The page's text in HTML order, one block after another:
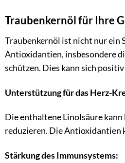
Traubenkernöl für Ihre
Traubenkernöl ist nicht nur ein
Antioxidantien, insbesondere
schützen. Dies kann sich
Unterstützung für das Herz-
Die enthaltene Linolsäure
reduzieren. Die Antioxidantien
Stärkung des Immunsystems: